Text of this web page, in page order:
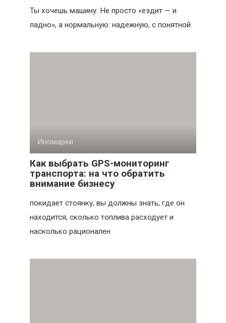
Ты хочешь машину. Не просто «ездит — и
ладно», а нормальную: надёжную, с понятной
Иномарки
Как выбрать GPS-мониторинг
транспорта: на что обратить
внимание бизнесу
покидает стоянку, вы должны знать, где он
находится, сколько топлива расходует и
насколько рационален